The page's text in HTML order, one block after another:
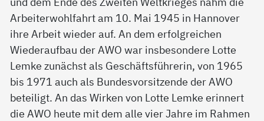
Arbeiterwohlfahrt am 10. Mai 1945 in Hannover
ihre Arbeit wieder auf. An dem erfolgreichen
Wiederaufbau der AWO war insbesondere Lotte
Lemke zunächst als Geschäftsführerin, von 1965
bis 1971 auch als Bundesvorsitzende der AWO
beteiligt. An das Wirken von Lotte Lemke erinnert
die AWO heute mit dem alle vier Jahre im Rahmen